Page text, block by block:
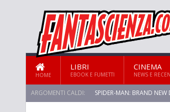
HOME
LIBRI
EBOOK E FUMETTI
CINEMA
NEWS E
ARGOMENTI CALDI: SPIDER-MAN: BRAND NEW